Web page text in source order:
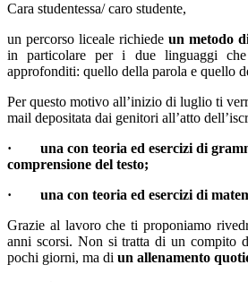
Cara studentessa/ caro studente,
un percorso liceale richiede un metodo
in particolare per i due linguaggi che
approfonditi: quello della parola e quello
Per questo motivo all’inizio di luglio ti
mail depositata dai genitori all’atto
· una con teoria ed esercizi di
comprensione del testo;
· una con teoria ed esercizi di
Grazie al lavoro che ti proponiamo
anni scorsi. Non si tratta di un compito
pochi giorni, ma di un allenamento